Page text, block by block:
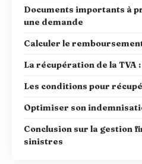
Documents importants à
une demande
Calculer le
La récupération de la TVA
Les conditions pour
Optimiser son
Conclusion sur la gestion
sinistres